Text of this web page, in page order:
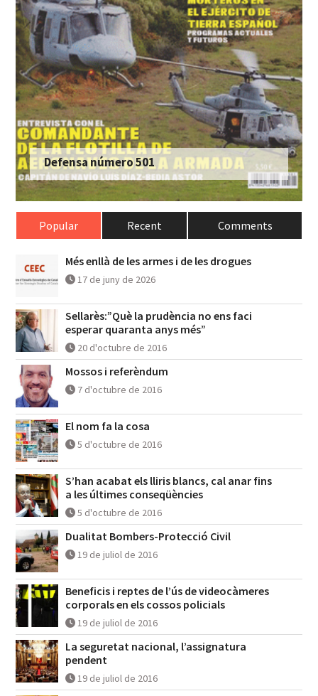
Defensa número 501
Popular Recent Comments
Més enllà de les armes i de les drogues
17 de juny de 2026
Sellarès:”Què la prudència no ens faci
esperar quaranta anys més”
20 d'octubre de 2016
Mossos i referèndum
7 d'octubre de 2016
El nom fa la cosa
5 d'octubre de 2016
S’han acabat els lliris blancs, cal anar fins
a les últimes conseqüències
5 d'octubre de 2016
Dualitat Bombers-Protecció Civil
19 de juliol de 2016
Beneficis i reptes de l’ús de videocàmeres
corporals en els cossos policials
19 de juliol de 2016
La seguretat nacional, l’assignatura
pendent
19 de juliol de 2016